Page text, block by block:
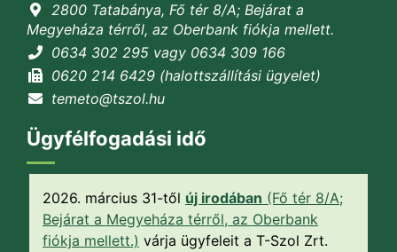
2800 Tatabánya, Fő tér 8/A; Bejárat a
Megyeháza térről, az Oberbank fiókja mellett.
0634 302 295 vagy 0634 309 166
0620 214 6429 (halottszállítási ügyelet)
temeto@tszol.hu
Ügyfélfogadási idő
2026. március 31-től új irodában (Fő tér 8/A;
Bejárat a Megyeháza térről, az Oberbank
fiókja mellett.) várja ügyfeleit a T-Szol Zrt.